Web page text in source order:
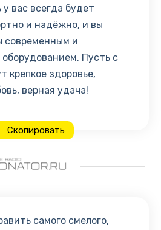
вас всегда будет
и надёжно, и вы
современным и
Пусть с
крепкое здоровье,
верная удача!
Скопировать
самого смелого,